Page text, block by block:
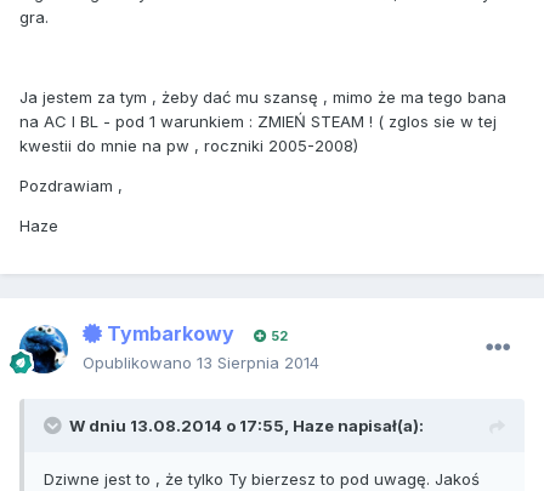
gra.
Ja jestem za tym , żeby dać mu szansę , mimo że ma tego bana
na AC I BL - pod 1 warunkiem : ZMIEŃ STEAM ! ( zglos sie w tej
kwestii do mnie na pw , roczniki 2005-2008)
Pozdrawiam ,
Haze
Tymbarkowy 52
Opublikowano 13 Sierpnia 2014
W dniu 13.08.2014 o 17:55, Haze napisał(a):
Dziwne jest to , że tylko Ty bierzesz to pod uwagę. Jakoś